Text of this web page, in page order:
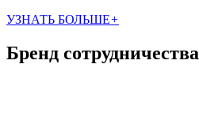
УЗНАТЬ БОЛЬШЕ+
Бренд сотрудничества